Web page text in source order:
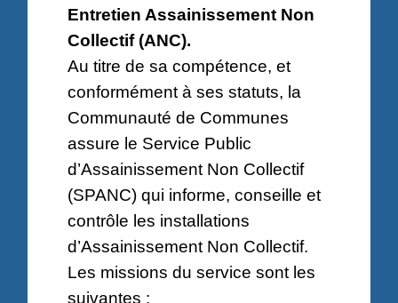
Entretien Assainissement Non
Collectif (ANC).
Au titre de sa compétence, et
conformément à ses statuts, la
Communauté de Communes
assure le Service Public
d’Assainissement Non Collectif
(SPANC) qui informe, conseille et
contrôle les installations
d’Assainissement Non Collectif.
Les missions du service sont les
suivantes :